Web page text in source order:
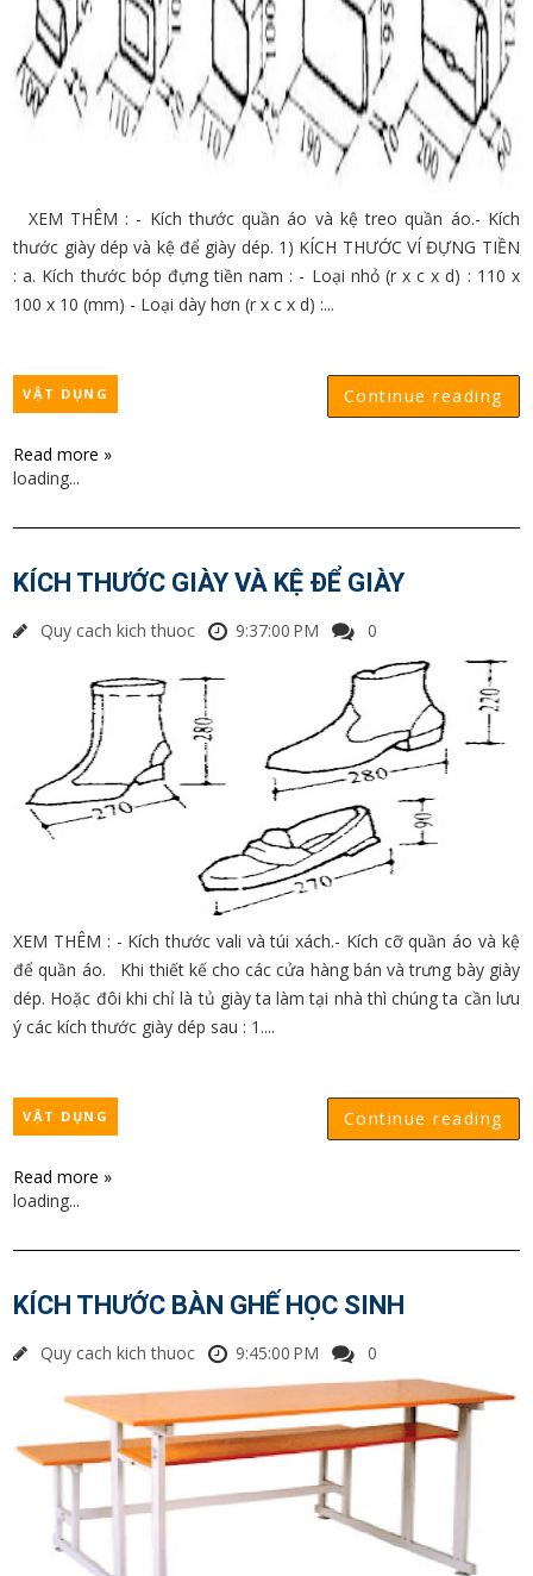
XEM THÊM : - Kích thước quần áo và kệ treo quần áo.- Kích
thước giày dép và kệ để giày dép. 1) KÍCH THƯỚC VÍ ĐỰNG TIỀN
: a. Kích thước bóp đựng tiền nam : - Loại nhỏ (r x c x d) : 110 x
100 x 10 (mm) - Loại dày hơn (r x c x d) :...
Continue reading
VẬT DỤNG
Read more »
loading...
KÍCH THƯỚC GIÀY VÀ KỆ ĐỂ GIÀY
Quy cach kich thuoc 9:37:00 PM 0
XEM THÊM : - Kích thước vali và túi xách.- Kích cỡ quần áo và kệ
để quần áo. Khi thiết kế cho các cửa hàng bán và trưng bày giày
dép. Hoặc đôi khi chỉ là tủ giày ta làm tại nhà thì chúng ta cần lưu
ý các kích thước giày dép sau : 1....
Continue reading
VẬT DỤNG
Read more »
loading...
KÍCH THƯỚC BÀN GHẾ HỌC SINH
Quy cach kich thuoc 9:45:00 PM 0